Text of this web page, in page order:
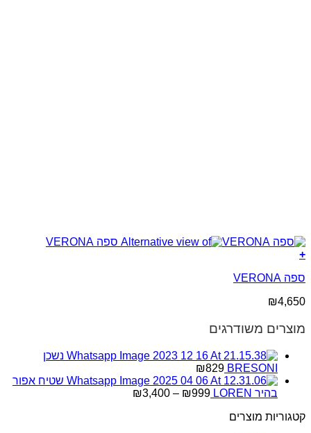
+
ספה VERONA
₪4,650
מוצרים משודרגים
נשכן
BRESONI
₪829
שטיח אפור
בהיר LOREN
₪999
–
₪3,400
קטגוריות מוצרים